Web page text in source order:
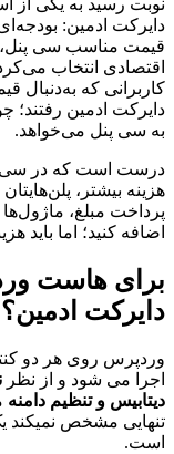
قیمت مناسب سی پنل،
اقتصادی انتخاب
کاربرانی که به‌دنبال
دایرکت ادمین رفتند؛
به سی پنل می‌خواهد.
درست است که در سی
هزینه بیشتر،
پرداخت مبلغ،
اضافه کنید؛ اما باید
برای هاست
دایرکت ادمین؟
وردپرس روی هر دو
اجرا می شود و از نظر
دیتابیس و تنظیم دامنه
تنهایی مشخص نمیکند
است.